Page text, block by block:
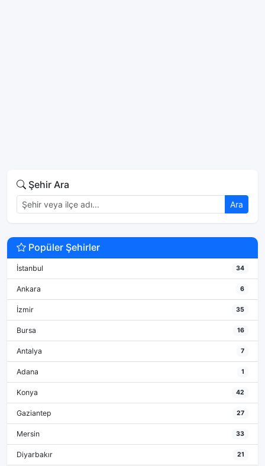
Şehir Ara
Ara
Popüler Şehirler
İstanbul 34
Ankara 6
İzmir 35
Bursa 16
Antalya 7
Adana 1
Konya 42
Gaziantep 27
Mersin 33
Diyarbakır 21